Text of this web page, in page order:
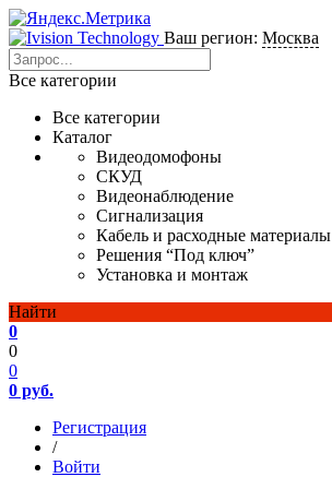
Ваш регион: Москва
Все категории
Все категории
Каталог
Видеодомофоны
СКУД
Видеонаблюдение
Сигнализация
Кабель и расходные материалы
Решения “Под ключ”
Установка и монтаж
Найти
0
0
0
0 руб.
Регистрация
/
Войти